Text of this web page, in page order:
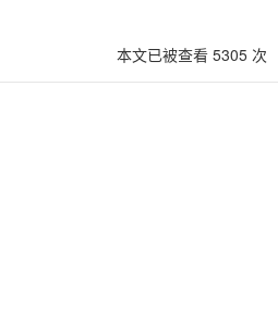
本文已被查看 5305 次